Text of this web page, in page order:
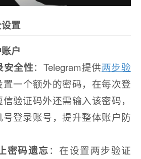
置
户
安全性：Telegram提供两步验
一个额外的密码，在每次登
验证码外还需输入该密码，
登录账号，提升整体账户防
密码遗忘：在设置两步验证